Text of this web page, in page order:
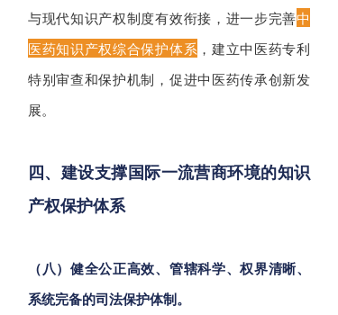
与现代知识产权制度有效衔接，进一步完善中
医药知识产权综合保护体系 ，建立中医药专利
特别审查和保护机制，促进中医药传承创新发
展。
四、建设支撑国际一流营商环境的知识
产权保护体系
（八）健全公正高效、管辖科学、权界清晰、
系统完备的司法保护体制。